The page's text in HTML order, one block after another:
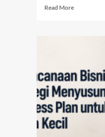
Read MoreRead
Lengkap
&
Template
Word/PDF
Gratis